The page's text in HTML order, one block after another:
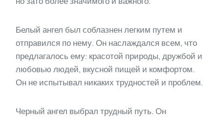
Белый ангел был соблазнен легким путем и
отправился по нему. Он наслаждался всем, что
предлагалось ему: красотой природы, дружбой и
любовью людей, вкусной пищей и комфортом.
Он не испытывал никаких трудностей и проблем.
Черный ангел выбрал трудный путь. Он